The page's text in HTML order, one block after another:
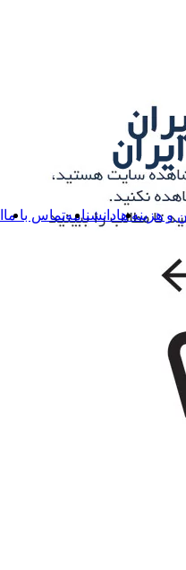
و هزینه هادانشنامهتماس با ما